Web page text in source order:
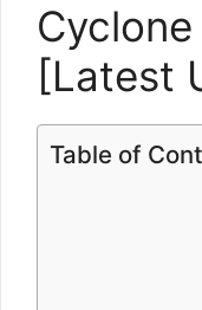
[Latest
Table of